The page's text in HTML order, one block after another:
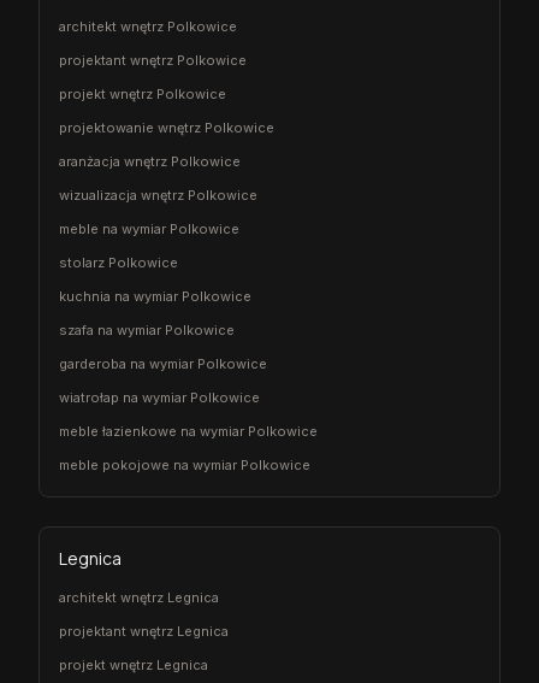
architekt wnętrz Polkowice
projektant wnętrz Polkowice
projekt wnętrz Polkowice
projektowanie wnętrz Polkowice
aranżacja wnętrz Polkowice
wizualizacja wnętrz Polkowice
meble na wymiar Polkowice
stolarz Polkowice
kuchnia na wymiar Polkowice
szafa na wymiar Polkowice
garderoba na wymiar Polkowice
wiatrołap na wymiar Polkowice
meble łazienkowe na wymiar Polkowice
meble pokojowe na wymiar Polkowice
Legnica
architekt wnętrz Legnica
projektant wnętrz Legnica
projekt wnętrz Legnica